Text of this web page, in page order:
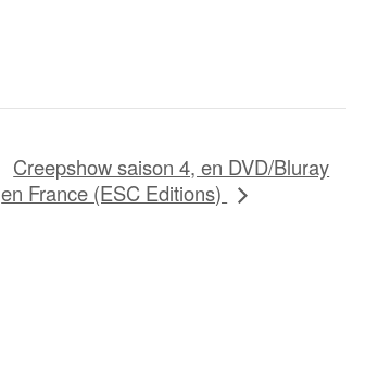
Creepshow saison 4, en DVD/Bluray
en France (ESC Editions)